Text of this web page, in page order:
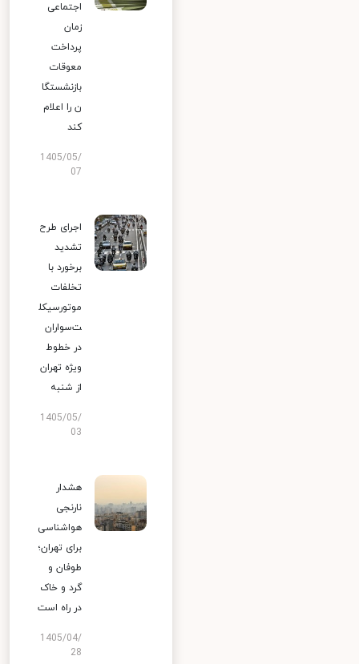
اجتماعی
زمان
پرداخت
معوقات
بازنشستگا
ن را اعلام
کند
1405/05/
07
اجرای طرح
تشدید
برخورد با
تخلفات
موتورسیکل
ت‌سواران
در خطوط
ویژه تهران
از شنبه
1405/05/
03
هشدار
نارنجی
هواشناسی
برای تهران؛
طوفان و
گرد و خاک
در راه است
1405/04/
28